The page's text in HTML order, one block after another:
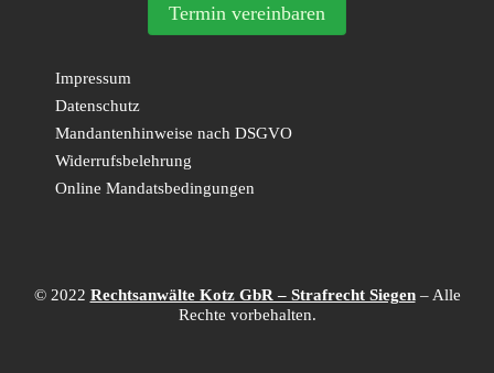
Termin vereinbaren
Impressum
Datenschutz
Mandantenhinweise nach DSGVO
Widerrufsbelehrung
Online Mandatsbedingungen
© 2022 Rechtsanwälte Kotz GbR – Strafrecht Siegen– Alle
Rechte vorbehalten.